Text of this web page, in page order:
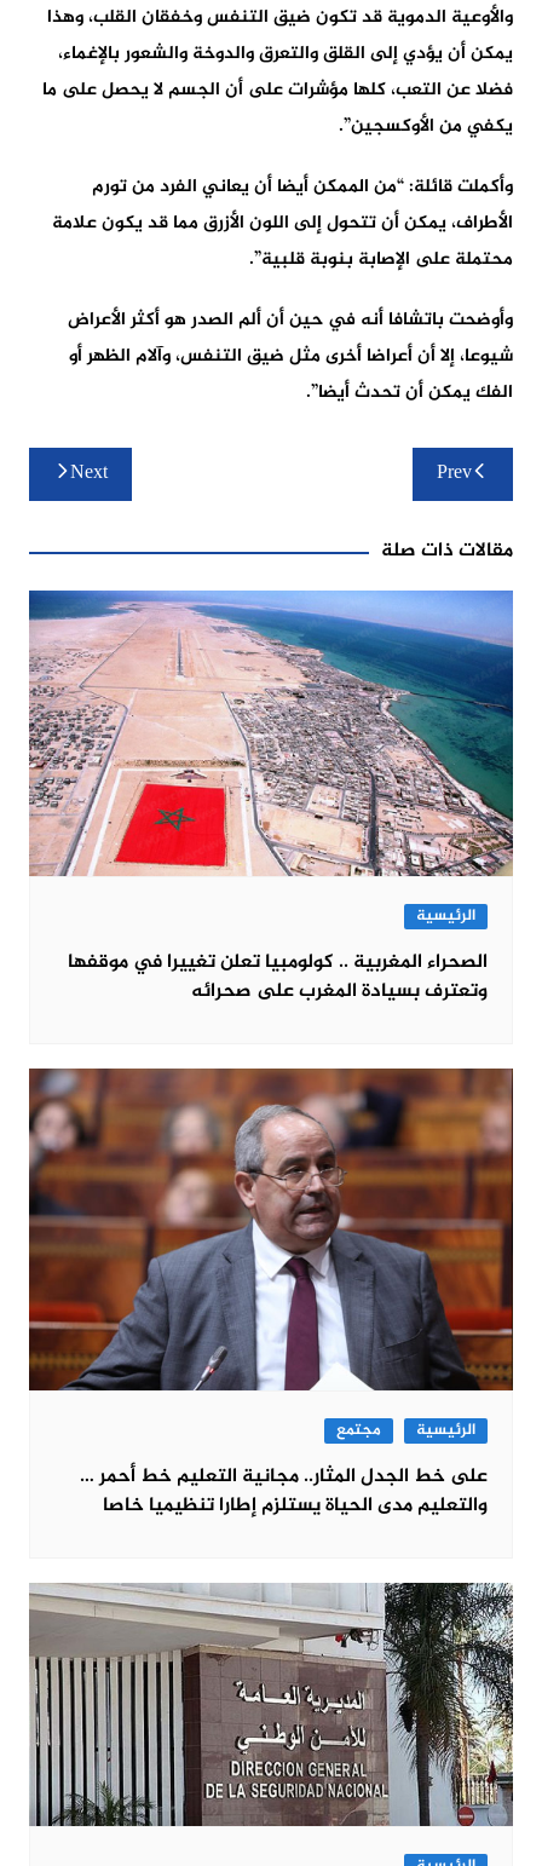
والأوعية الدموية قد تكون ضيق التنفس وخفقان القلب، وهذا
يمكن أن يؤدي إلى القلق والتعرق والدوخة والشعور بالإغماء،
فضلا عن التعب، كلها مؤشرات على أن الجسم لا يحصل على ما
يكفي من الأوكسجين”.
وأكملت قائلة: “من الممكن أيضا أن يعاني الفرد من تورم
الأطراف، يمكن أن تتحول إلى اللون الأزرق مما قد يكون علامة
محتملة على الإصابة بنوبة قلبية”.
وأوضحت باتشافا أنه في حين أن ألم الصدر هو أكثر الأعراض
شيوعا، إلا أن أعراضا أخرى مثل ضيق التنفس، وآلام الظهر أو
الفك يمكن أن تحدث أيضا”.
تصفّح
المقالات
Prev
Next
مقالات ذات صلة
الرئيسية
الصحراء المغربية .. كولومبيا تعلن تغييرا في موقفها
وتعترف بسيادة المغرب على صحرائه
الرئيسية مجتمع
على خط الجدل المثار.. مجانية التعليم خط أحمر …
والتعليم مدى الحياة يستلزم إطارا تنظيميا خاصا